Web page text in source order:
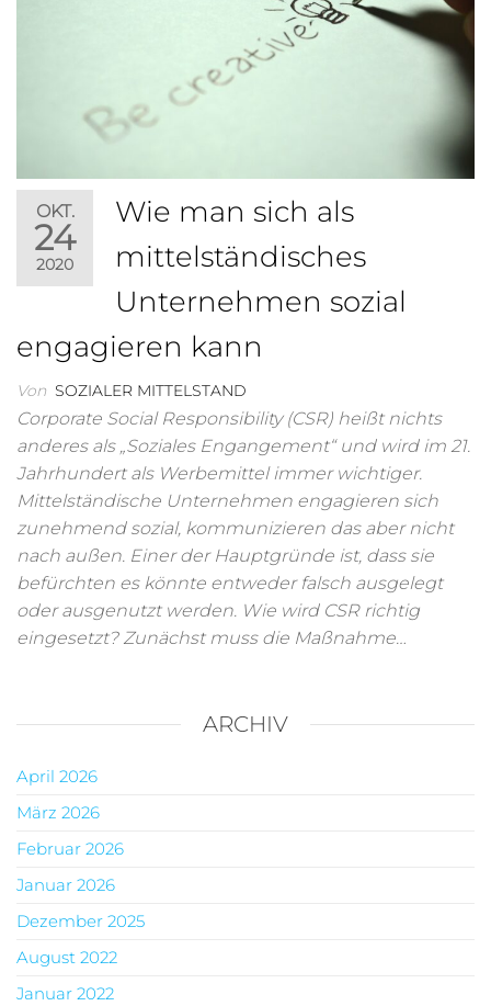
OKT.
24
2020
Wie man sich als
mittelständisches
Unternehmen sozial
engagieren kann
Von SOZIALER MITTELSTAND
Corporate Social Responsibility (CSR) heißt nichts
anderes als „Soziales Engangement“ und wird im 21.
Jahrhundert als Werbemittel immer wichtiger.
Mittelständische Unternehmen engagieren sich
zunehmend sozial, kommunizieren das aber nicht
nach außen. Einer der Hauptgründe ist, dass sie
befürchten es könnte entweder falsch ausgelegt
oder ausgenutzt werden. Wie wird CSR richtig
eingesetzt? Zunächst muss die Maßnahme…
ARCHIV
April 2026
März 2026
Februar 2026
Januar 2026
Dezember 2025
August 2022
Januar 2022